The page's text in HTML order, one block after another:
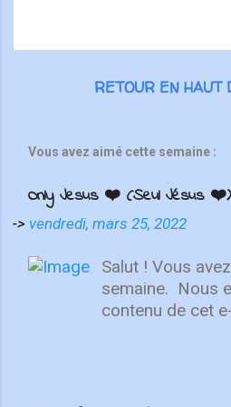
RETOUR EN HAUT
Vous avez aimé cette semaine :
Only Jesus ❤️ (Seul Jésus ❤️)
-> vendredi, mars 25, 2022
Salut ! Vous
semaine. ⁣ Nous
contenu de cet
Quelle que soit